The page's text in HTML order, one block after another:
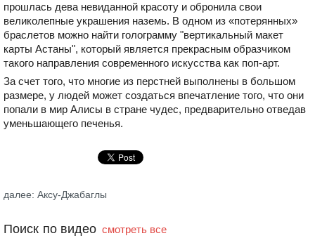
прошлась дева невиданной красоту и обронила свои
великолепные украшения наземь. В одном из «потерянных»
браслетов можно найти голограмму "вертикальный макет
карты Астаны", который является прекрасным образчиком
такого направления современного искусства как поп-арт.
За счет того, что многие из перстней выполнены в большом
размере, у людей может создаться впечатление того, что они
попали в мир Алисы в стране чудес, предварительно отведав
уменьшающего печенья.
далее: Аксу-Джабаглы
Поиск по видео смотреть все